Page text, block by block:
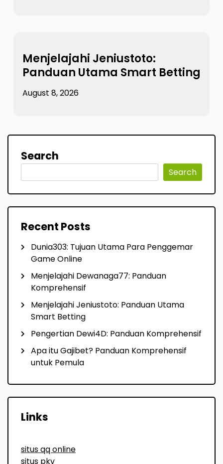
Menjelajahi Jeniustoto:
Panduan Utama Smart Betting
August 8, 2026
Search
Search
Recent Posts
Dunia303: Tujuan Utama Para Penggemar
Game Online
Menjelajahi Dewanaga77: Panduan
Komprehensif
Menjelajahi Jeniustoto: Panduan Utama
Smart Betting
Pengertian Dewi4D: Panduan Komprehensif
Apa itu Gajibet? Panduan Komprehensif
untuk Pemula
Links
situs qq online
situs pkv